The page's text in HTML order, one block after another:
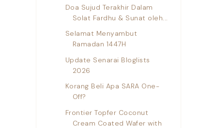
Doa Sujud Terakhir Dalam
Solat Fardhu & Sunat oleh...
Selamat Menyambut
Ramadan 1447H
Update Senarai Bloglists
2026
Korang Beli Apa SARA One-
Off?
Frontier Topfer Coconut
Cream Coated Wafer with